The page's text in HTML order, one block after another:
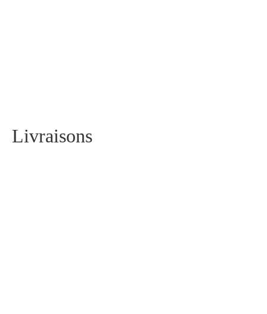
Livraisons